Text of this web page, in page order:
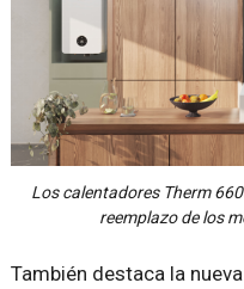
Los calentadores Therm
reemplazo de los
También destaca la